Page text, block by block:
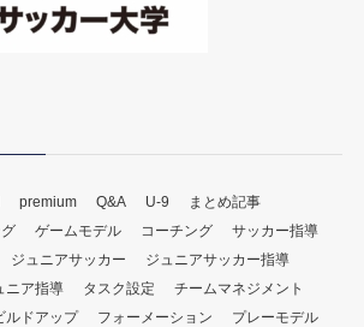
premium Q&A U-9
まとめ記事
ゲームモデル コーチング
サッカー指導
ジュニアサッカー
ジュニアサッカー指導
ニア指導 タスク設定
チームマネジメント
ルドアップ フォーメーション
プレーモデル